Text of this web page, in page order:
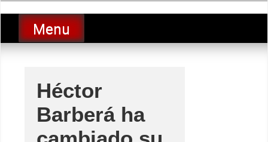
to
contentLucio Lopez GP
luciolopezgp
Menu
Héctor
Barberá ha